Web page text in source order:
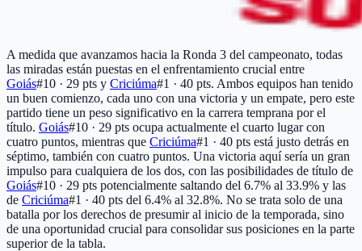
A medida que avanzamos hacia la Ronda 3 del campeonato, todas
las miradas están puestas en el enfrentamiento crucial entre
Goiás#10 · 29 pts y Criciúma#1 · 40 pts. Ambos equipos han tenido
un buen comienzo, cada uno con una victoria y un empate, pero este
partido tiene un peso significativo en la carrera temprana por el
título. Goiás#10 · 29 pts ocupa actualmente el cuarto lugar con
cuatro puntos, mientras que Criciúma#1 · 40 pts está justo detrás en
séptimo, también con cuatro puntos. Una victoria aquí sería un gran
impulso para cualquiera de los dos, con las posibilidades de título de
Goiás#10 · 29 pts potencialmente saltando del 6.7% al 33.9% y las
de Criciúma#1 · 40 pts del 6.4% al 32.8%. No se trata solo de una
batalla por los derechos de presumir al inicio de la temporada, sino
de una oportunidad crucial para consolidar sus posiciones en la parte
superior de la tabla.